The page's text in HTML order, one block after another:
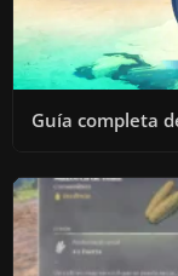
Guía completa